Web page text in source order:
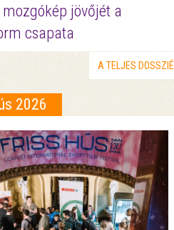
jövőjét a
csapata
A TELJES DOSSZIÉ
2026